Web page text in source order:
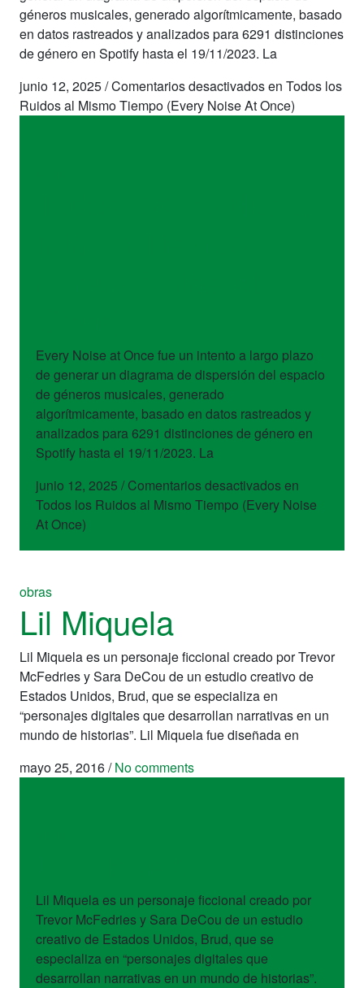
géneros musicales, generado algorítmicamente, basado
en datos rastreados y analizados para 6291 distinciones
de género en Spotify hasta el 19/11/2023. La
junio 12, 2025/Comentarios desactivadosen Todos los
Ruidos al Mismo Tiempo (Every Noise At Once)
Every Noise at Once fue un intento a largo plazo
de generar un diagrama de dispersión del espacio
de géneros musicales, generado
algorítmicamente, basado en datos rastreados y
analizados para 6291 distinciones de género en
Spotify hasta el 19/11/2023. La
junio 12, 2025 / Comentarios desactivadosen
Todos los Ruidos al Mismo Tiempo (Every Noise
At Once)
obras
Lil Miquela
Lil Miquela es un personaje ficcional creado por Trevor
McFedries y Sara DeCou de un estudio creativo de
Estados Unidos, Brud, que se especializa en
“personajes digitales que desarrollan narrativas en un
mundo de historias”. Lil Miquela fue diseñada en
mayo 25, 2016/ No comments
Lil Miquela es un personaje ficcional creado por
Trevor McFedries y Sara DeCou de un estudio
creativo de Estados Unidos, Brud, que se
especializa en “personajes digitales que
desarrollan narrativas en un mundo de historias”.